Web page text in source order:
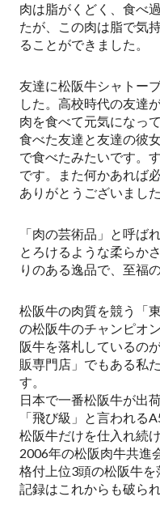
肉は脂がくどく、食べ
たが、この肉は脂で気
ることができました。
友達に松阪牛シャトー
した。高校時代の友達
肉を食べて元気になっ
食べた友達と友達の彼
で食べたみたいです。
です。また何かあれば
ありがとうございました
「肉の芸術品」と呼ば
とろけるような柔らか
りのある逸品で、至福
松阪牛の肉質を競う「
の松阪牛のチャンピオ
阪牛を落札しているの
販専門店」でもある私
す。
日本で一番松阪牛が出
「飛び級」と言われる
松阪牛だけを仕入れ続
2006年の松阪肉牛共進
格付上位3頭の松阪牛
記録はこれからも破ら